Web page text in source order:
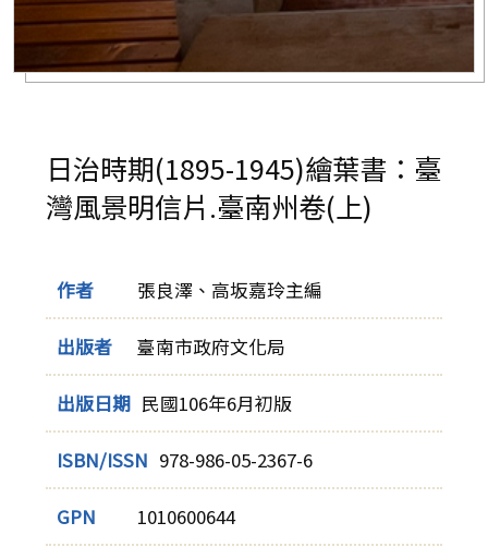
日治時期(1895-1945)繪葉書：臺
灣風景明信片.臺南州卷(上)
作者 張良澤、高坂嘉玲主編
出版者 臺南市政府文化局
出版日期 民國106年6月初版
ISBN/ISSN 978-986-05-2367-6
GPN 1010600644